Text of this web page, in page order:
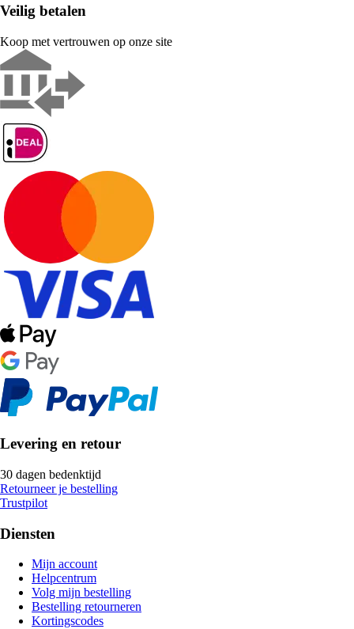
Veilig betalen
Koop met vertrouwen op onze site
Levering en retour
30 dagen bedenktijd
Retourneer je bestelling
Trustpilot
Diensten
Mijn account
Helpcentrum
Volg mijn bestelling
Bestelling retourneren
Kortingscodes